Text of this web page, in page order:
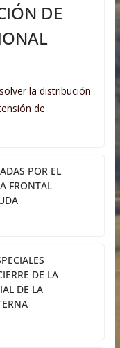
DE
la distribución
de
POR EL
FRONTAL
DE LA
DE LA